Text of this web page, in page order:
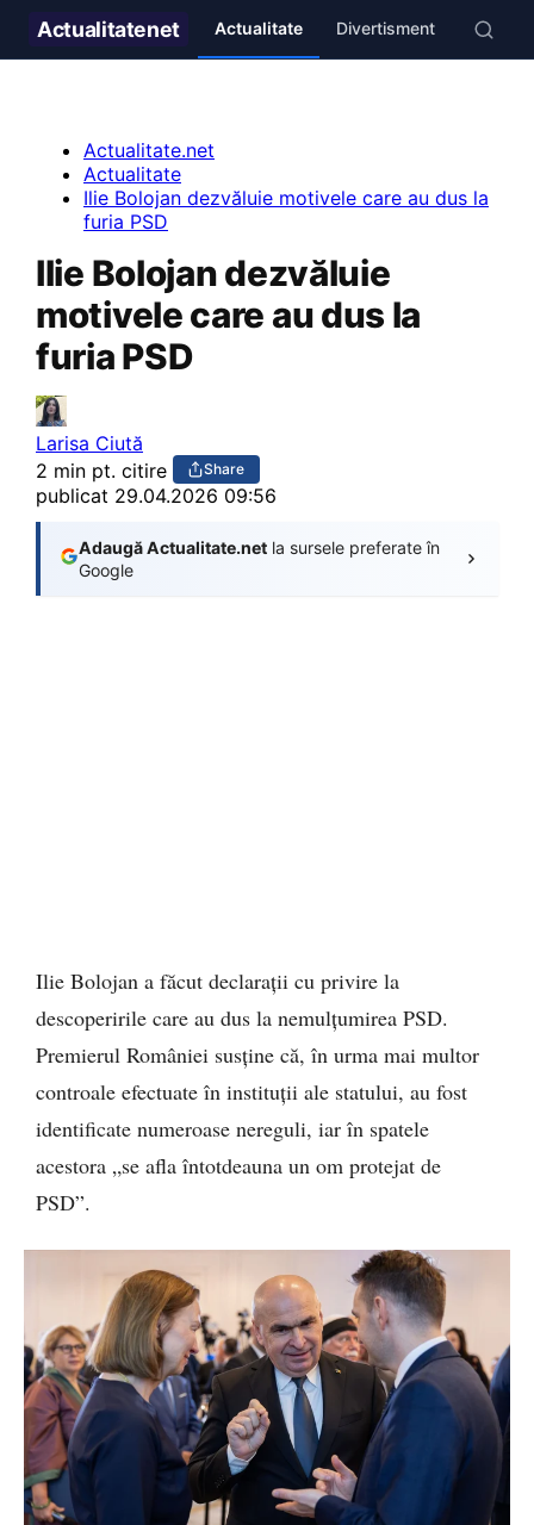
Actualitatenet Actualitate Divertisment Stil de
Actualitate.net
Actualitate
Ilie Bolojan dezvăluie motivele care au dus la
furia PSD
Ilie Bolojan dezvăluie
motivele care au dus la
furia PSD
Larisa Ciută
2 min pt. citire
Share
publicat 29.04.2026 09:56
Adaugă Actualitate.net la sursele preferate în
Google
Ilie Bolojan a făcut declarații cu privire la
descoperirile care au dus la nemulțumirea PSD.
Premierul României susține că, în urma mai multor
controale efectuate în instituții ale statului, au fost
identificate numeroase nereguli, iar în spatele
acestora „se afla întotdeauna un om protejat de
PSD”.